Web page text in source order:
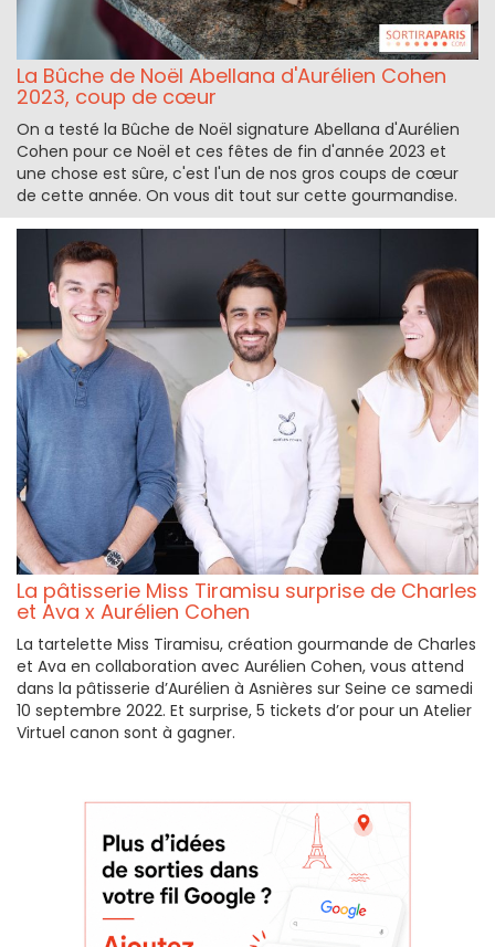
La Bûche de Noël Abellana d'Aurélien Cohen
2023, coup de cœur
On a testé la Bûche de Noël signature Abellana d'Aurélien
Cohen pour ce Noël et ces fêtes de fin d'année 2023 et
une chose est sûre, c'est l'un de nos gros coups de cœur
de cette année. On vous dit tout sur cette gourmandise.
La pâtisserie Miss Tiramisu surprise de Charles
et Ava x Aurélien Cohen
La tartelette Miss Tiramisu, création gourmande de Charles
et Ava en collaboration avec Aurélien Cohen, vous attend
dans la pâtisserie d’Aurélien à Asnières sur Seine ce samedi
10 septembre 2022. Et surprise, 5 tickets d’or pour un Atelier
Virtuel canon sont à gagner.